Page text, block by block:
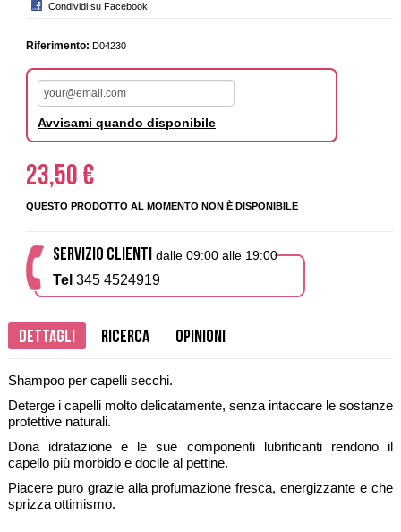
Condividi su Facebook
Riferimento: D04230
Avvisami quando disponibile
23,50 €
QUESTO PRODOTTO AL MOMENTO NON È DISPONIBILE
SERVIZIO CLIENTI dalle 09:00 alle 19:00
Tel 345 4524919
Dettagli Ricerca Opinioni
Shampoo per capelli secchi.
Deterge i capelli molto delicatamente, senza intaccare le sostanze
protettive naturali.
Dona idratazione e le sue componenti lubrificanti rendono il
capello più morbido e docile al pettine.
Piacere puro grazie alla profumazione fresca, energizzante e che
sprizza ottimismo.